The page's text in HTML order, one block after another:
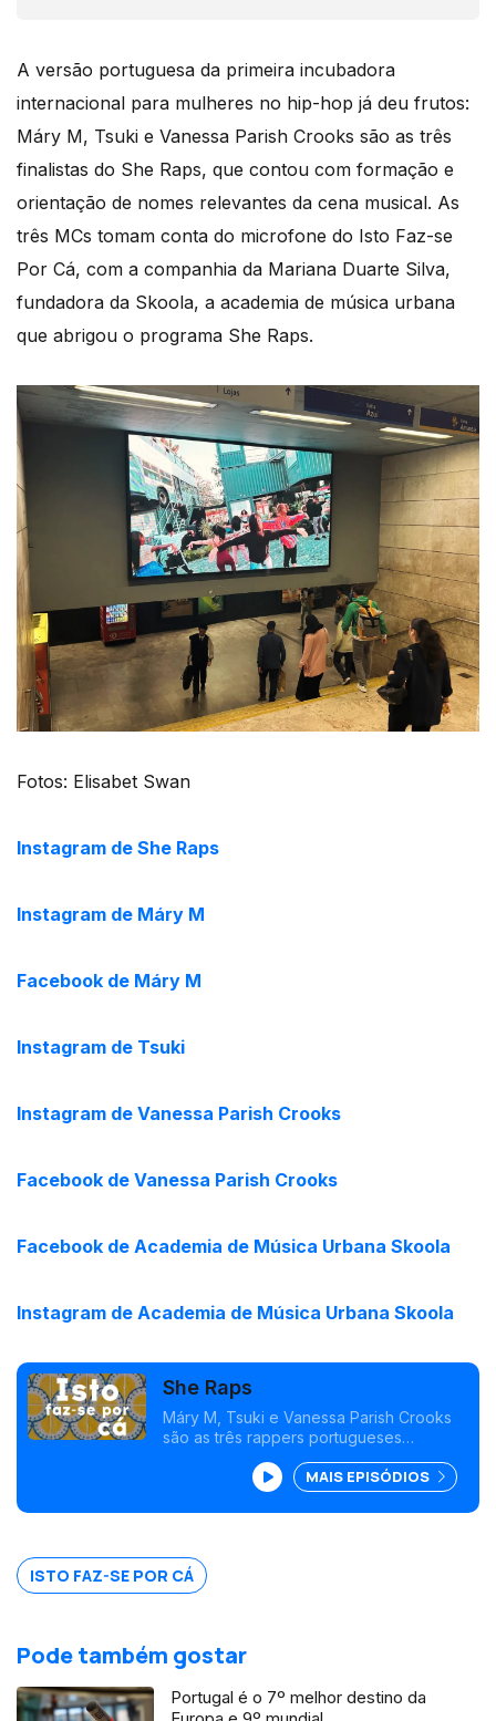
A versão portuguesa da primeira incubadora
internacional para mulheres no hip-hop já deu frutos:
Máry M, Tsuki e Vanessa Parish Crooks são as três
finalistas do She Raps, que contou com formação e
orientação de nomes relevantes da cena musical. As
três MCs tomam conta do microfone do Isto Faz-se
Por Cá, com a companhia da Mariana Duarte Silva,
fundadora da Skoola, a academia de música urbana
que abrigou o programa She Raps.
Fotos: Elisabet Swan
Instagram de She Raps
Instagram de Máry M
Facebook de Máry M
Instagram de Tsuki
Instagram de Vanessa Parish Crooks
Facebook de Vanessa Parish Crooks
Facebook de Academia de Música Urbana Skoola
Instagram de Academia de Música Urbana Skoola
She Raps
Máry M, Tsuki e Vanessa Parish Crooks
são as três rappers portugueses
She Raps, dinamizado pela Skoola e que
pretende capacitar mais mulheres no hip-
hop.
MAIS EPISÓDIOS
ISTO FAZ-SE POR CÁ
Pode também gostar
Portugal é o 7º melhor destino da